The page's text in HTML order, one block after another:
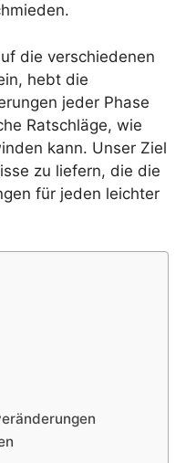
die verschiedenen
hebt die
jeder Phase
Ratschläge, wie
kann. Unser Ziel
zu liefern, die die
für jeden leichter